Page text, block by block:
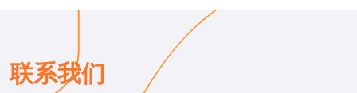
联系我们